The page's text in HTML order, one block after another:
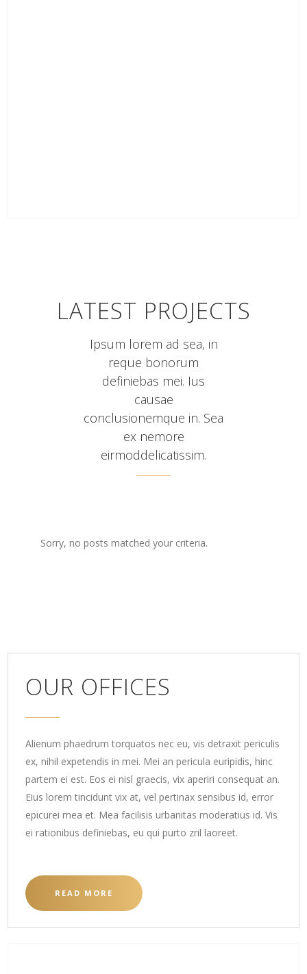
LATEST PROJECTS
Ipsum lorem ad sea, in
reque bonorum
definiebas mei. Ius
causae
conclusionemque in. Sea
ex nemore
eirmoddelicatissim.
Sorry, no posts matched your criteria.
OUR OFFICES
Alienum phaedrum torquatos nec eu, vis detraxit periculis
ex, nihil expetendis in mei. Mei an pericula euripidis, hinc
partem ei est. Eos ei nisl graecis, vix aperiri consequat an.
Eius lorem tincidunt vix at, vel pertinax sensibus id, error
epicurei mea et. Mea facilisis urbanitas moderatius id. Vis
ei rationibus definiebas, eu qui purto zril laoreet.
READ MORE